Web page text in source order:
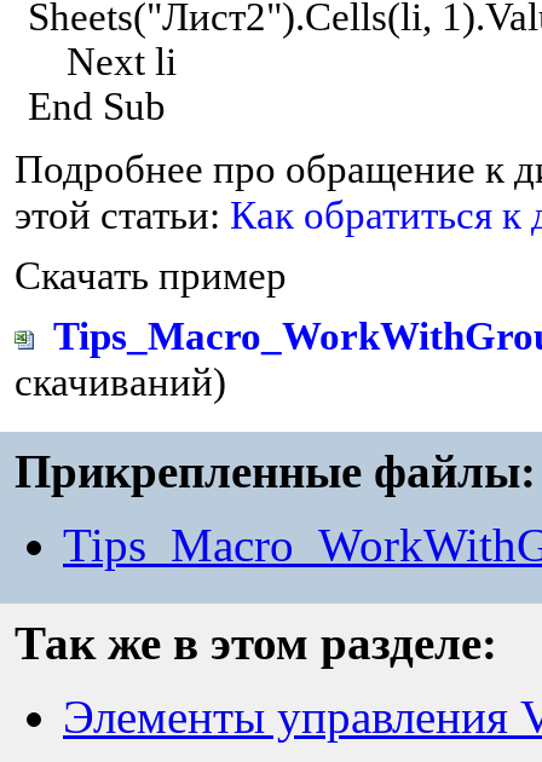
Sheets("Лист2").Cells(li,
Next li
End Sub
Подробнее про обращение к
этой статьи: Как обратиться
Скачать пример
скачиваний)
Прикрепленные файлы:
Так же в этом разделе:
Элементы управления